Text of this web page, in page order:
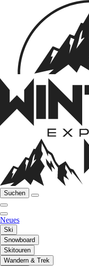
Suchen
Neues
Ski
Snowboard
Skitouren
Wandern & Trek